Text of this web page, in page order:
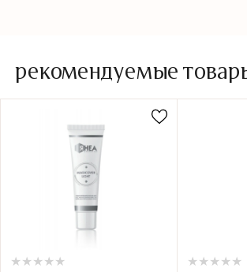
рекомендуемые
★
★ ★
★ ★
★ ★
★ ★
★
★
★ ★
★ ★
★ ★
★ ★
★